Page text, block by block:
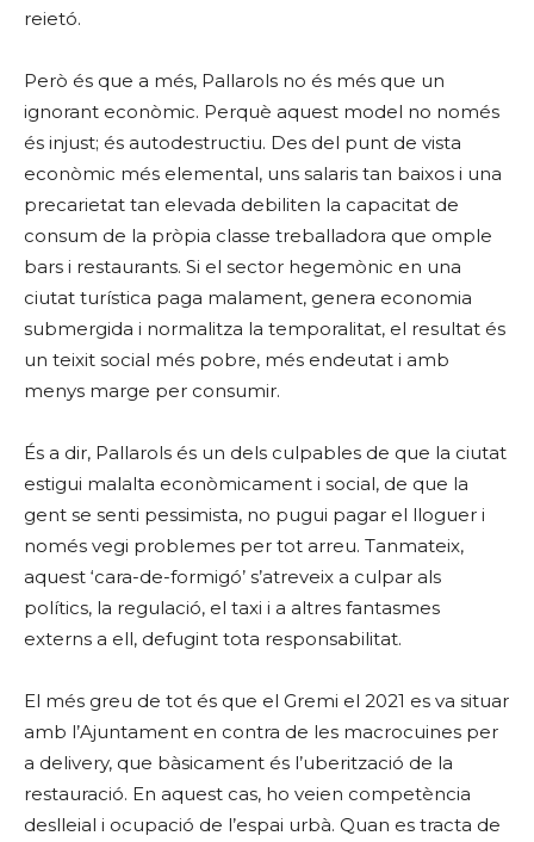
reietó.
Però és que a més, Pallarols no és més que un
ignorant econòmic. Perquè aquest model no només
és injust; és autodestructiu. Des del punt de vista
econòmic més elemental, uns salaris tan baixos i una
precarietat tan elevada debiliten la capacitat de
consum de la pròpia classe treballadora que omple
bars i restaurants. Si el sector hegemònic en una
ciutat turística paga malament, genera economia
submergida i normalitza la temporalitat, el resultat és
un teixit social més pobre, més endeutat i amb
menys marge per consumir.
És a dir, Pallarols és un dels culpables de que la ciutat
estigui malalta econòmicament i social, de que la
gent se senti pessimista, no pugui pagar el lloguer i
només vegi problemes per tot arreu. Tanmateix,
aquest ‘cara-de-formigó’ s’atreveix a culpar als
polítics, la regulació, el taxi i a altres fantasmes
externs a ell, defugint tota responsabilitat.
El més greu de tot és que el Gremi el 2021 es va situar
amb l’Ajuntament en contra de les macrocuines per
a delivery, que bàsicament és l’uberització de la
restauració. En aquest cas, ho veien competència
deslleial i ocupació de l’espai urbà. Quan es tracta de